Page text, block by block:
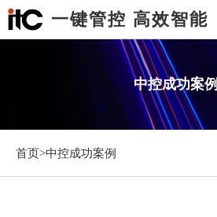
一键管控 高效智能
中控成功案例
首页>中控成功案例